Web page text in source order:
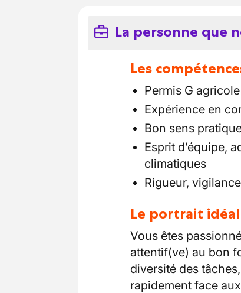
La personne que
Les
Permis G
Expérience en
Bon sens
Esprit d’équipe,
climatiques
Rigueur,
Le portrait
Vous êtes
attentif(ve) au bon
diversité des
rapidement face